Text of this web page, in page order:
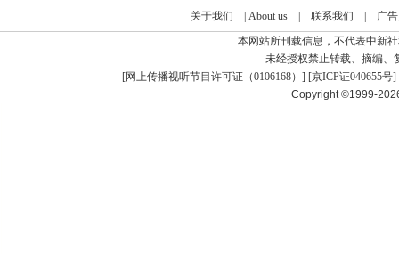
关于我们 About us| 联系我们
广
本网站所刊载信息，不代表中新
未经授权禁止转载、摘编、
[网上传播视听节目许可证（0106168） ] [京ICP证040655号]
Copyright ©1999-